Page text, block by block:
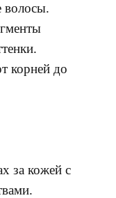
волосы.
корней до
за кожей с